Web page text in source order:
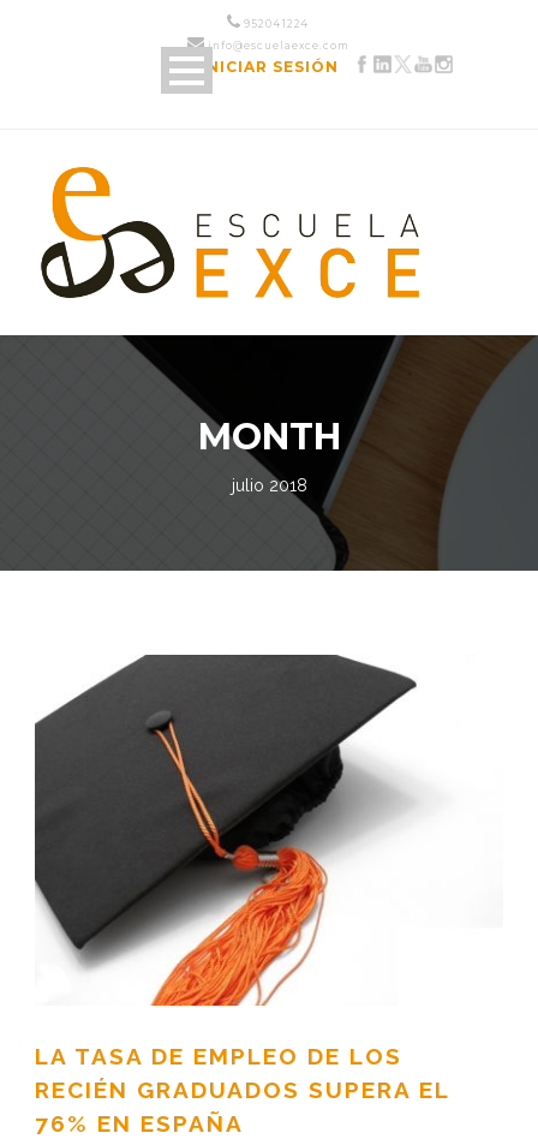
952 04 12 24
info@escuelaexce.com
INICIAR SESIÓN
MONTH
julio 2018
LA TASA DE EMPLEO DE LOS
RECIÉN GRADUADOS SUPERA EL
76% EN ESPAÑA